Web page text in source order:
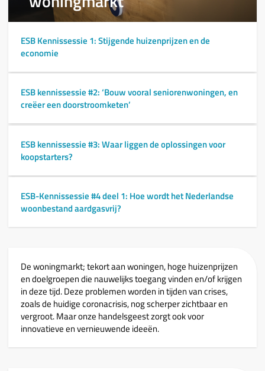
ESB Kennissessie 1: Stijgende huizenprijzen en de
economie
ESB kennissessie #2: ‘Bouw vooral seniorenwoningen, en
creëer een doorstroomketen’
ESB kennissessie #3: Waar liggen de oplossingen voor
koopstarters?
ESB-Kennissessie #4 deel 1: Hoe wordt het Nederlandse
woonbestand aardgasvrij?
De woningmarkt; tekort aan woningen, hoge huizenprijzen
en doelgroepen die nauwelijks toegang vinden en/of krijgen
in deze tijd. Deze problemen worden in tijden van crises,
zoals de huidige coronacrisis, nog scherper zichtbaar en
vergroot. Maar onze handelsgeest zorgt ook voor
innovatieve en vernieuwende ideeën.